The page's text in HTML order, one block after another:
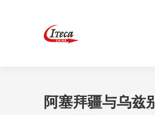
阿塞拜疆与乌兹